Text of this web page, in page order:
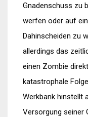
Gnadenschuss zu
werfen oder auf
Dahinscheiden zu
allerdings das
einen Zombie
katastrophale
Werkbank hinstellt
Versorgung seiner